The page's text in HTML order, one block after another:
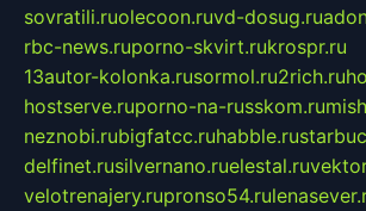
sovratili.ruolecoon.ruvd-dosug.ru
rbc-news.ruporno-skvirt.rukrospr.ru
13autor-kolonka.rusormol.ru2rich.ru
hostserve.ruporno-na-russkom.ru
neznobi.rubigfatcc.ruhabble.ru
delfinet.rusilvernano.ruelestal.ru
velotrenajery.rupronso54.ru